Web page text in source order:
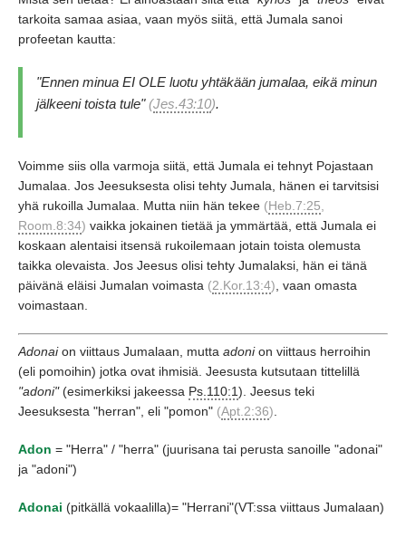
tarkoita samaa asiaa, vaan myös siitä, että Jumala sanoi
profeetan kautta:
"Ennen minua EI OLE luotu yhtäkään jumalaa, eikä minun
jälkeeni toista tule" (Jes.43:10).
Voimme siis olla varmoja siitä, että Jumala ei tehnyt Pojastaan
Jumalaa. Jos Jeesuksesta olisi tehty Jumala, hänen ei tarvitsisi
yhä rukoilla Jumalaa. Mutta niin hän tekee (Heb.7:25,
Room.8:34) vaikka jokainen tietää ja ymmärtää, että Jumala ei
koskaan alentaisi itsensä rukoilemaan jotain toista olemusta
taikka olevaista. Jos Jeesus olisi tehty Jumalaksi, hän ei tänä
päivänä eläisi Jumalan voimasta (2.Kor.13:4), vaan omasta
voimastaan.
Adonaion viittaus Jumalaan, mutta adonion viittaus herroihin
(eli pomoihin) jotka ovat ihmisiä. Jeesusta kutsutaan tittelillä
"adoni"(esimerkiksi jakeessa Ps.110:1). Jeesus teki
Jeesuksesta "herran", eli "pomon" (Apt.2:36).
Adon = "Herra" / "herra" (juurisana tai perusta sanoille "adonai"
ja "adoni")
Adonai (pitkällä vokaalilla)= "Herrani"(VT:ssa viittaus Jumalaan)